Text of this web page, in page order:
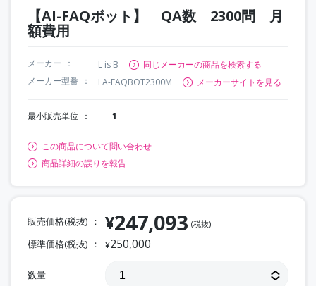
【AI-FAQボット】 QA数 2300問 月
額費用
メーカー L is B
同じメーカーの商品を検索する
メーカー型番
LA-FAQBOT2300M メーカーサイトを見る
最小販売単位 1
この商品について問い合わせ
商品詳細の誤りを報告
販売価格(税抜) ¥247,093 (税抜)
標準価格(税抜) ¥250,000
数量